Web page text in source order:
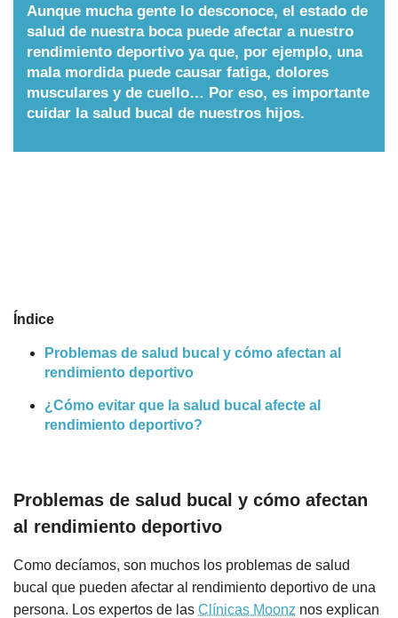
Nombres
Cuentos
Aunque mucha gente lo desconoce, el estado de
salud de nuestra boca puede afectar a nuestro
rendimiento deportivo ya que, por ejemplo, una
mala mordida puede causar fatiga, dolores
musculares y de cuello… Por eso, es importante
cuidar la salud bucal de nuestros hijos.
Índice
Problemas de salud bucal y cómo afectan al
rendimiento deportivo
¿Cómo evitar que la salud bucal afecte al
rendimiento deportivo?
Problemas de salud bucal y cómo afectan
al rendimiento deportivo
Como decíamos, son muchos los problemas de salud
bucal que pueden afectar al rendimiento deportivo de una
persona. Los expertos de las Clínicas Moonz nos explican